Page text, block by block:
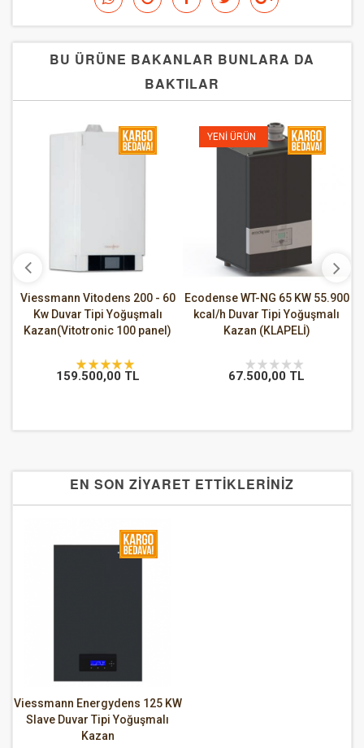
BU ÜRÜNE BAKANLAR BUNLARA DA
BAKTILAR
Viessmann Vitodens 200 - 60
Kw Duvar Tipi Yoğuşmalı
Kazan(Vitotronic 100 panel)
159.500,00 TL
Ecodense WT-NG 65 KW 55.900
kcal/h Duvar Tipi Yoğuşmalı
Kazan (KLAPELİ)
YENI ÜRÜN
67.500,00 TL
EN SON ZİYARET ETTİKLERİNİZ
Viessmann Energydens 125 KW
Slave Duvar Tipi Yoğuşmalı
Kazan